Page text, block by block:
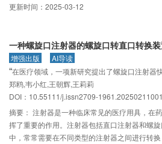
更新时间： 2025-03-12
一种螺旋口注射器的螺旋口转直口转换
增强出版 AI导读
“在医疗领域，一项新研究提出了螺旋口注射器
升护理效率并降低成本。”
郑鸥,韦小红,王朝辉,王莉莉
DOI：10.55111/j.issn2709-1961.20250211001
摘要： 注射器是一种临床常见的医疗用具，在
挥了重要的作用。注射器包括直口注射器和螺
中，常常需要在不同类型的注射器之间进行转